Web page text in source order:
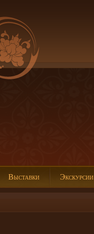
Выставки Экскурсии